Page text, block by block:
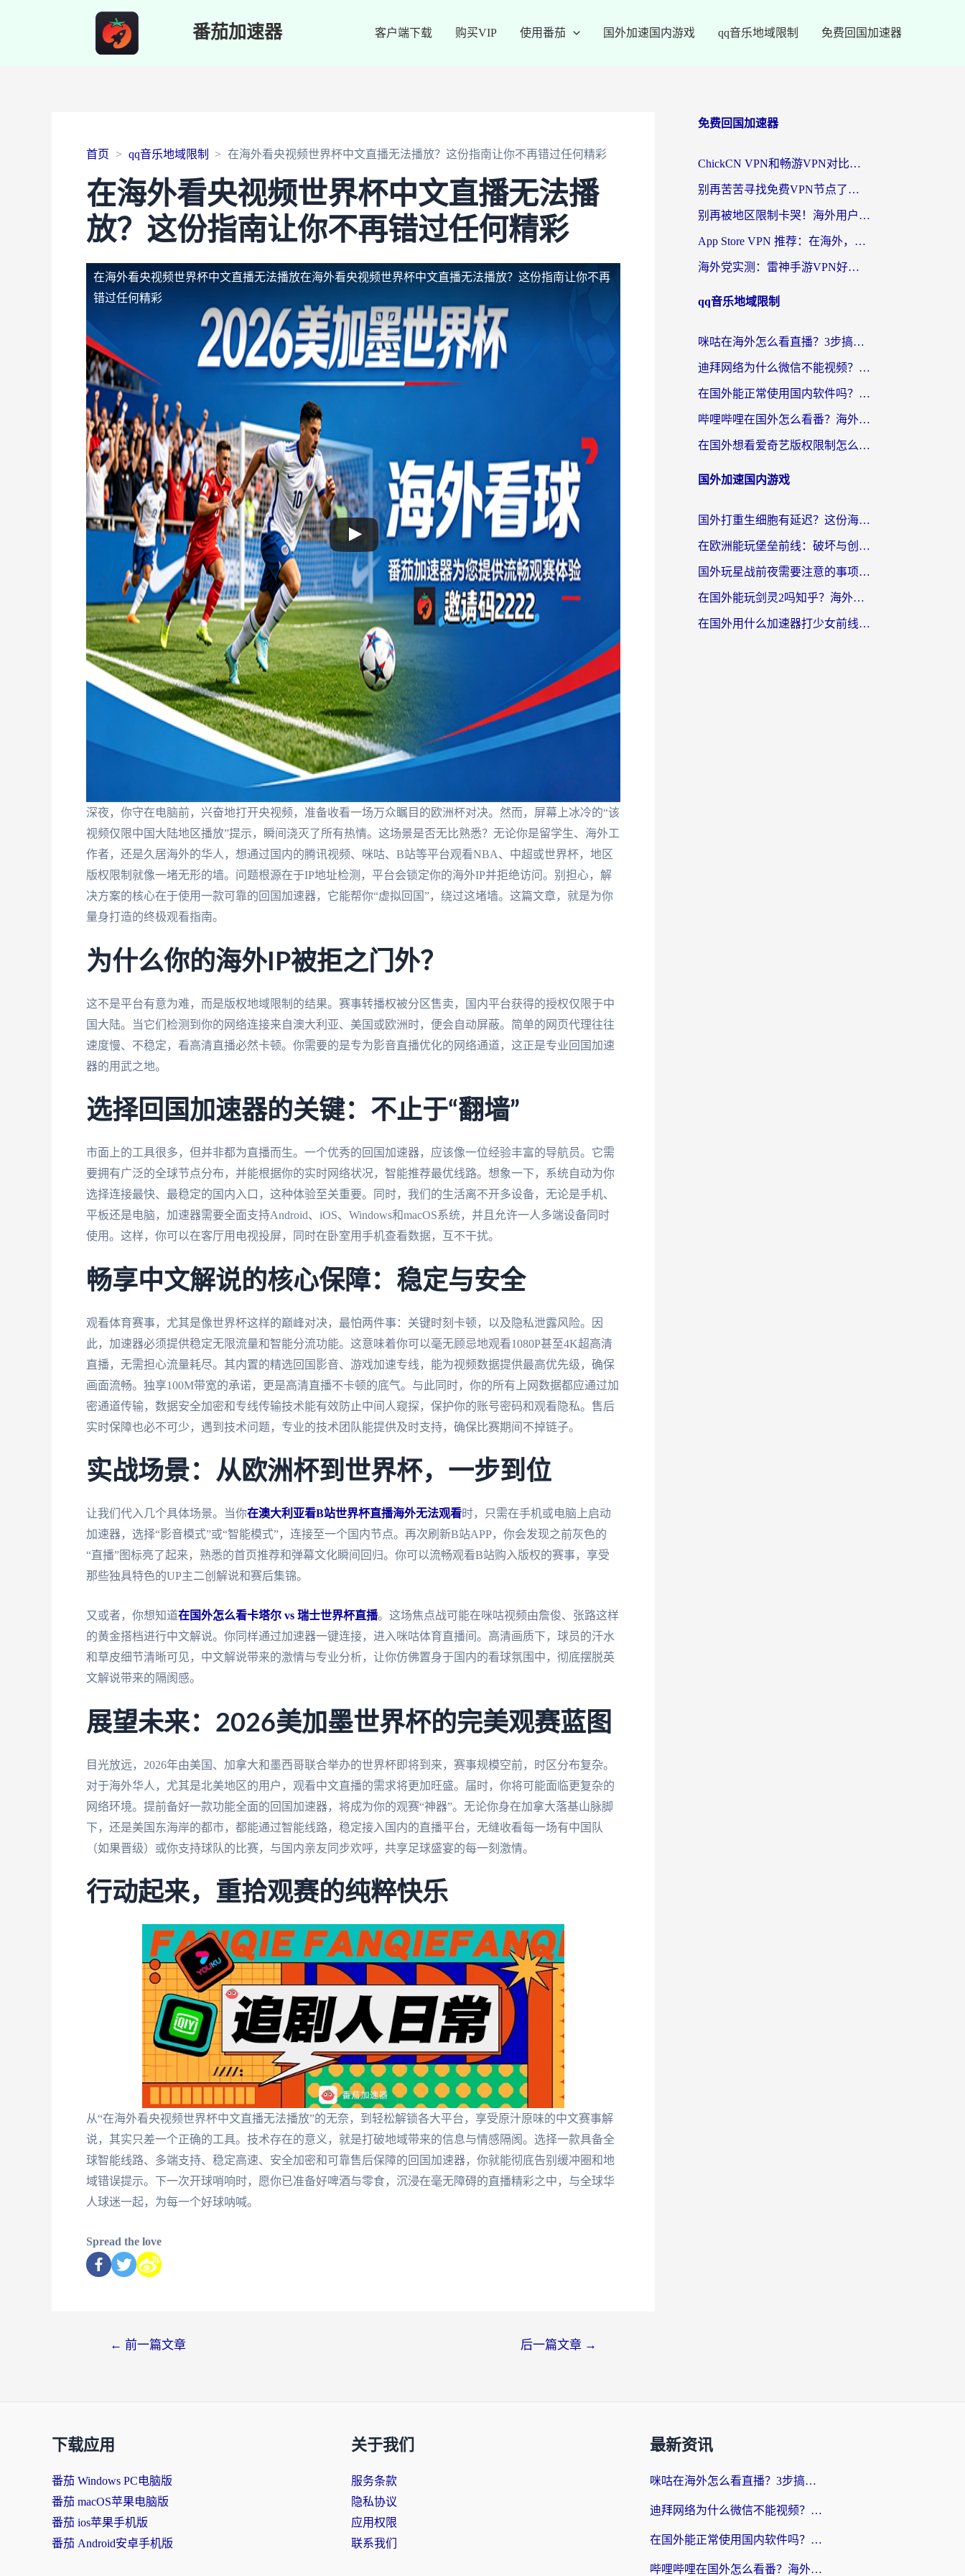
番茄加速器 客户端下载 购买VIP 使用番茄 国外加速国内游戏 qq音乐地域限制 免费回国加速器
首页 qq音乐地域限制 在海外看央视频世界杯中文直播无法播放？这份指南让你不再错过任何精彩
在海外看央视频世界杯中文直播无法播
放？这份指南让你不再错过任何精彩
在海外看央视频世界杯中文直播无法播放在海外看央视频世界杯中文直播无法播放？这份指南让你不再
错过任何精彩
深夜，你守在电脑前，兴奋地打开央视频，准备收看一场万众瞩目的欧洲杯对决。然而，屏幕上冰冷的“该
视频仅限中国大陆地区播放”提示，瞬间浇灭了所有热情。这场景是否无比熟悉？无论你是留学生、海外工
作者，还是久居海外的华人，想通过国内的腾讯视频、咪咕、B站等平台观看NBA、中超或世界杯，地区
版权限制就像一堵无形的墙。问题根源在于IP地址检测，平台会锁定你的海外IP并拒绝访问。别担心，解
决方案的核心在于使用一款可靠的回国加速器，它能帮你“虚拟回国”，绕过这堵墙。这篇文章，就是为你
量身打造的终极观看指南。
为什么你的海外IP被拒之门外？
这不是平台有意为难，而是版权地域限制的结果。赛事转播权被分区售卖，国内平台获得的授权仅限于中
国大陆。当它们检测到你的网络连接来自澳大利亚、美国或欧洲时，便会自动屏蔽。简单的网页代理往往
速度慢、不稳定，看高清直播必然卡顿。你需要的是专为影音直播优化的网络通道，这正是专业回国加速
器的用武之地。
选择回国加速器的关键：不止于“翻墙”
市面上的工具很多，但并非都为直播而生。一个优秀的回国加速器，应该像一位经验丰富的导航员。它需
要拥有广泛的全球节点分布，并能根据你的实时网络状况，智能推荐最优线路。想象一下，系统自动为你
选择连接最快、最稳定的国内入口，这种体验至关重要。同时，我们的生活离不开多设备，无论是手机、
平板还是电脑，加速器需要全面支持Android、iOS、Windows和macOS系统，并且允许一人多端设备同时
使用。这样，你可以在客厅用电视投屏，同时在卧室用手机查看数据，互不干扰。
畅享中文解说的核心保障：稳定与安全
观看体育赛事，尤其是像世界杯这样的巅峰对决，最怕两件事：关键时刻卡顿，以及隐私泄露风险。因
此，加速器必须提供稳定无限流量和智能分流功能。这意味着你可以毫无顾忌地观看1080P甚至4K超高清
直播，无需担心流量耗尽。其内置的精选回国影音、游戏加速专线，能为视频数据提供最高优先级，确保
画面流畅。独享100M带宽的承诺，更是高清直播不卡顿的底气。与此同时，你的所有上网数据都应通过加
密通道传输，数据安全加密和专线传输技术能有效防止中间人窥探，保护你的账号密码和观看隐私。售后
实时保障也必不可少，遇到技术问题，专业的技术团队能提供及时支持，确保比赛期间不掉链子。
实战场景：从欧洲杯到世界杯，一步到位
让我们代入几个具体场景。当你在澳大利亚看B站世界杯直播海外无法观看时，只需在手机或电脑上启动
加速器，选择“影音模式”或“智能模式”，连接至一个国内节点。再次刷新B站APP，你会发现之前灰色的
“直播”图标亮了起来，熟悉的首页推荐和弹幕文化瞬间回归。你可以流畅观看B站购入版权的赛事，享受
那些独具特色的UP主二创解说和赛后集锦。
又或者，你想知道在国外怎么看卡塔尔 vs 瑞士世界杯直播。这场焦点战可能在咪咕视频由詹俊、张路这样
的黄金搭档进行中文解说。你同样通过加速器一键连接，进入咪咕体育直播间。高清画质下，球员的汗水
和草皮细节清晰可见，中文解说带来的激情与专业分析，让你仿佛置身于国内的看球氛围中，彻底摆脱英
文解说带来的隔阂感。
展望未来：2026美加墨世界杯的完美观赛蓝图
目光放远，2026年由美国、加拿大和墨西哥联合举办的世界杯即将到来，赛事规模空前，时区分布复杂。
对于海外华人，尤其是北美地区的用户，观看中文直播的需求将更加旺盛。届时，你将可能面临更复杂的
网络环境。提前备好一款功能全面的回国加速器，将成为你的观赛“神器”。无论你身在加拿大落基山脉脚
下，还是美国东海岸的都市，都能通过智能线路，稳定接入国内的直播平台，无缝收看每一场有中国队
（如果晋级）或你支持球队的比赛，与国内亲友同步欢呼，共享足球盛宴的每一刻激情。
行动起来，重拾观赛的纯粹快乐
从“在海外看央视频世界杯中文直播无法播放”的无奈，到轻松解锁各大平台，享受原汁原味的中文赛事解
说，其实只差一个正确的工具。技术存在的意义，就是打破地域带来的信息与情感隔阂。选择一款具备全
球智能线路、多端支持、稳定高速、安全加密和可靠售后保障的回国加速器，你就能彻底告别缓冲圈和地
域错误提示。下一次开球哨响时，愿你已准备好啤酒与零食，沉浸在毫无障碍的直播精彩之中，与全球华
人球迷一起，为每一个好球呐喊。
Spread the love
← 前一篇文章 后一篇文章 →
免费回国加速器
ChickCN VPN和畅游VPN对比哪个回国效果更好？海外党必看的回国加速器选择指南
别再苦苦寻找免费VPN节点了，这才是海外访问国内资源的正确姿势
别再被地区限制卡哭！海外用户vpn中国下载全攻略，无缝刷剧办公社交
App Store VPN 推荐：在海外，如何找回那扇回家的“任意门”？
海外党实测：雷神手游VPN好用吗？和闪电VPN对比哪个回国效果更好？附小众工具深度测评
qq音乐地域限制
咪咕在海外怎么看直播？3步搞定地域限制，还能畅看腾讯视频与国内热剧
迪拜网络为什么微信不能视频？海外党必看的回国加速全攻略
在国外能正常使用国内软件吗？海外党亲测有效的无缝访问指南
哔哩哔哩在国外怎么看番？海外党追剧看片的终极解决方案
在国外想看爱奇艺版权限制怎么办？海外华人必看的追剧自由指南
国外加速国内游戏
国外打重生细胞有延迟？这份海外畅玩国服游戏加速器终极指南请收好
在欧洲能玩堡垒前线：破坏与创造吗？海外党国服游戏不卡顿的秘密
国外玩星战前夜需要注意的事项：一份来自老玩家的网络生存指南
在国外能玩剑灵2吗知乎？海外党亲测有效的国服游戏加速指南
在国外用什么加速器打少女前线：云图计划不卡？一个老玩家的掏心分享
下载应用
番茄 Windows PC电脑版
番茄 macOS苹果电脑版
番茄 ios苹果手机版
番茄 Android安卓手机版
关于我们
服务条款
隐私协议
应用权限
联系我们
最新资讯
咪咕在海外怎么看直播？3步搞定地域限制，还能畅看腾讯视频与国内热剧
迪拜网络为什么微信不能视频？海外党必看的回国加速全攻略
在国外能正常使用国内软件吗？海外党亲测有效的无缝访问指南
哔哩哔哩在国外怎么看番？海外党追剧看片的终极解决方案